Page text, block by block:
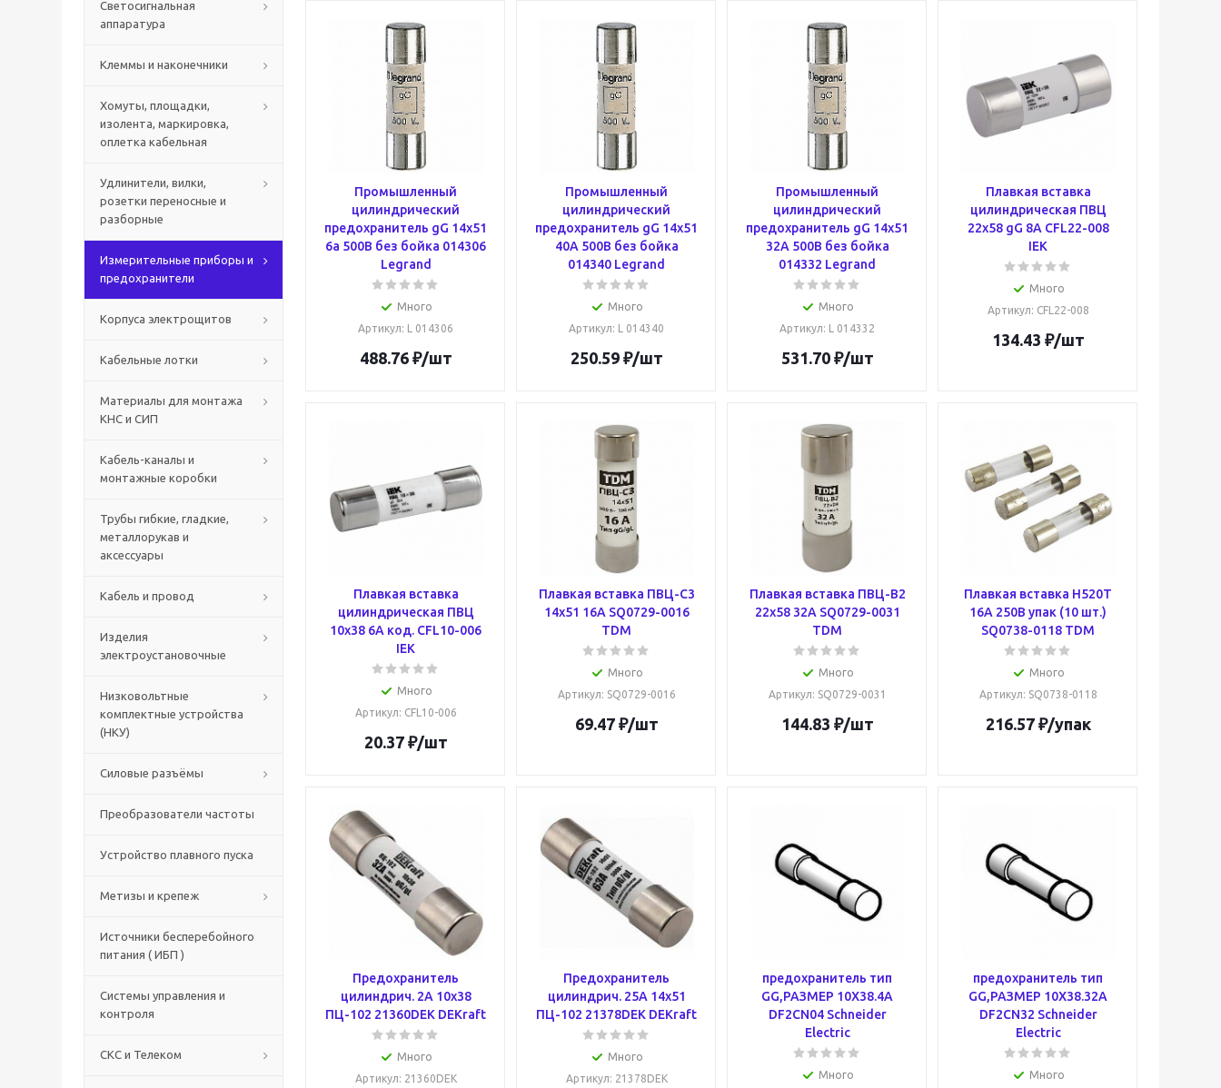
Светосигнальная
аппаратура
Клеммы и наконечники
Хомуты, площадки,
изолента, маркировка,
оплетка кабельная
Удлинители, вилки,
розетки переносные и
разборные
Измерительные приборы и
предохранители
Корпуса электрощитов
Кабельные лотки
Материалы для монтажа
КНС и СИП
Кабель-каналы и
монтажные коробки
Трубы гибкие, гладкие,
металлорукав и
аксессуары
Кабель и провод
Изделия
электроустановочные
Низковольтные
комплектные устройства
(НКУ)
Силовые разъёмы
Преобразователи частоты
Устройство плавного пуска
Метизы и крепеж
Источники бесперебойного
питания ( ИБП )
Системы управления и
контроля
СКС и Телеком
Промышленный
цилиндрический
предохранитель gG 14x51
6а 500В без бойка 014306
Legrand
Много
Артикул: L 014306
488.76₽/шт
Промышленный
цилиндрический
предохранитель gG 14x51
40А 500В без бойка
014340 Legrand
Много
Артикул: L 014340
250.59₽/шт
Промышленный
цилиндрический
предохранитель gG 14x51
32А 500В без бойка
014332 Legrand
Много
Артикул: L 014332
531.70₽/шт
Плавкая вставка
цилиндрическая ПВЦ
22х58 gG 8А CFL22-008
IEK
Много
Артикул: CFL22-008
134.43 ₽/шт
Плавкая вставка
цилиндрическая ПВЦ
10х38 6А код. CFL10-006
IEK
Много
Артикул: CFL10-006
20.37₽/шт
Плавкая вставка ПВЦ-С3
14х51 16А SQ0729-0016
TDM
Много
Артикул: SQ0729-0016
69.47₽/шт
Плавкая вставка ПВЦ-В2
22х58 32А SQ0729-0031
TDM
Много
Артикул: SQ0729-0031
144.83 ₽/шт
Плавкая вставка Н520Т
16А 250В упак (10 шт.)
SQ0738-0118 TDM
Много
Артикул: SQ0738-0118
216.57₽/упак
Предохранитель
цилиндрич. 2A 10x38
ПЦ-102 21360DEK DEKraft
Много
Артикул: 21360DEK
Предохранитель
цилиндрич. 25A 14x51
ПЦ-102 21378DEK DEKraft
Много
Артикул: 21378DEK
предохранитель тип
GG,РАЗМЕР 10Х38.4А
DF2CN04 Schneider
Electric
Много
предохранитель тип
GG,РАЗМЕР 10Х38.32А
DF2CN32 Schneider
Electric
Много